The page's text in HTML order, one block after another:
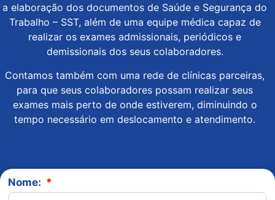
a elaboração dos documentos de Saúde e Segurança do
Trabalho – SST, além de uma equipe médica capaz de
realizar os exames admissionais, periódicos e
demissionais dos seus colaboradores.
Contamos também com uma rede de clínicas parceiras,
para que seus colaboradores possam realizar seus
exames mais perto de onde estiverem, diminuindo o
tempo necessário em deslocamento e atendimento.
Nome: